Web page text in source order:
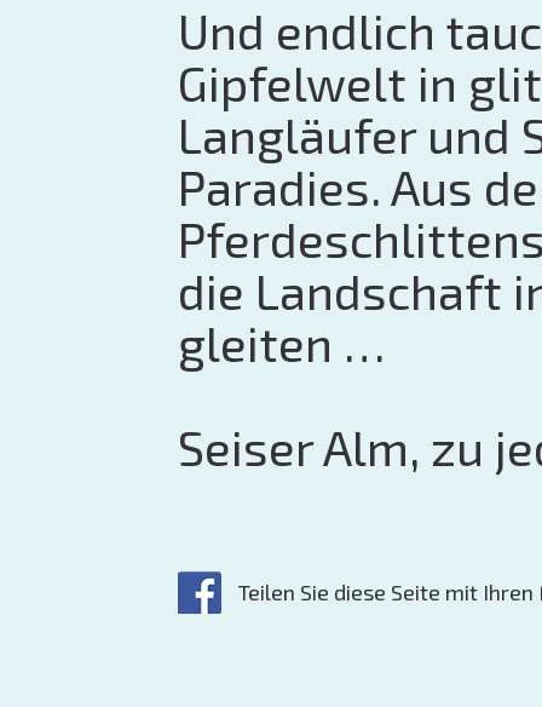
Und endlich
Gipfelwelt in
Langläufer und
Paradies. Aus
die Landschaft
gleiten …
Seiser Alm, zu
Teilen Sie diese Seite mit Ihren